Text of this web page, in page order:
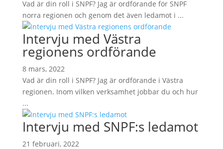
Vad är din roll i SNPF? Jag är ordförande för SNPF
norra regionen och genom det även ledamot i ...
Intervju med Västra
regionens ordförande
8 mars, 2022
Vad är din roll i SNPF? Jag är ordförande i Västra
regionen. Inom vilken verksamhet jobbar du och hur
...
Intervju med SNPF:s ledamot
21 februari, 2022